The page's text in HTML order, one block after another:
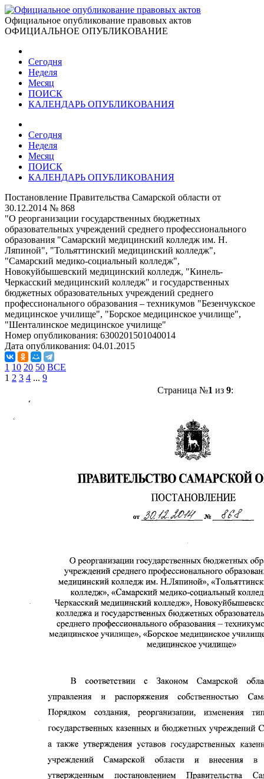
Официальное опубликование правовых актов
ОФИЦИАЛЬНОЕ ОПУБЛИКОВАНИЕ
Сегодня
Неделя
Месяц
ПОИСК
КАЛЕНДАРЬ ОПУБЛИКОВАНИЯ
Сегодня
Неделя
Месяц
ПОИСК
КАЛЕНДАРЬ ОПУБЛИКОВАНИЯ
Постановление Правительства Самарской области от
30.12.2014 № 868
"О реорганизации государственных бюджетных
образовательных учреждений среднего профессионального
образования "Самарский медицинский колледж им. Н.
Ляпиной", "Тольяттинский медицинский колледж",
"Самарский медико-социальный колледж",
Новокуйбышевский медицинский колледж, "Кинель-
Черкасский медицинский колледж" и государственных
бюджетных образовательных учреждений среднего
профессионального образования – техникумов "Безенчукское
медицинское училище", "Борское медицинское училище",
"Шенталинское медицинское училище"
Номер опубликования: 6300201501040014
Дата опубликования: 04.01.2015
1 10 20 50 ВСЕ
1 2 3 4 ... 9
Страница №1 из 9: